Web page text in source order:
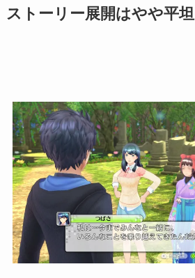
ストーリー展開はやや平坦